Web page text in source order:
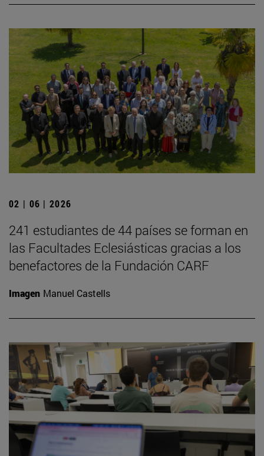
02 | 06 | 2026
241 estudiantes de 44 países se forman en
las Facultades Eclesiásticas gracias a los
benefactores de la Fundación CARF
Imagen Manuel Castells